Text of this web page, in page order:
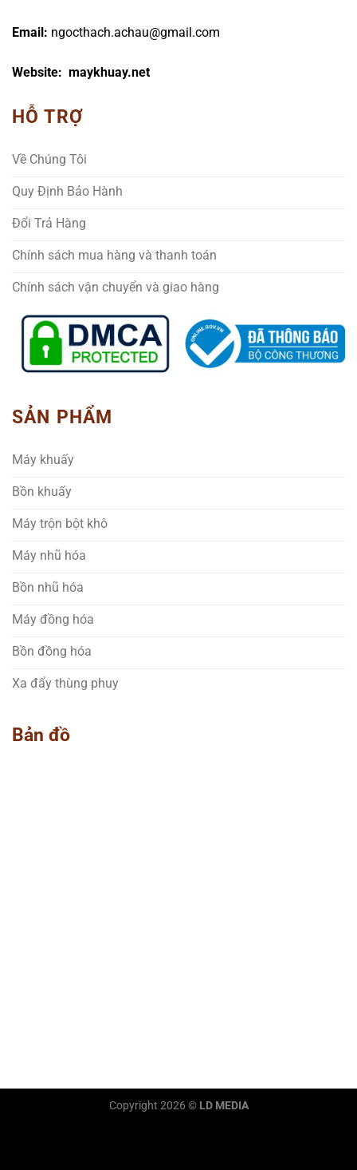
Email: ngocthach.achau@gmail.com
Website: maykhuay.net
HỖ TRỢ
Về Chúng Tôi
Quy Định Bảo Hành
Đổi Trả Hàng
Chính sách mua hàng và thanh toán
Chính sách vận chuyển và giao hàng
SẢN PHẨM
Máy khuấy
Bồn khuấy
Máy trộn bột khô
Máy nhũ hóa
Bồn nhũ hóa
Máy đồng hóa
Bồn đồng hóa
Xa đẩy thùng phuy
Bản đồ
Copyright 2026 © LD MEDIA